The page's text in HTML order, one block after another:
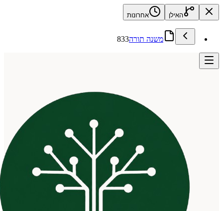
האילן אחרונות
משנה תורה833